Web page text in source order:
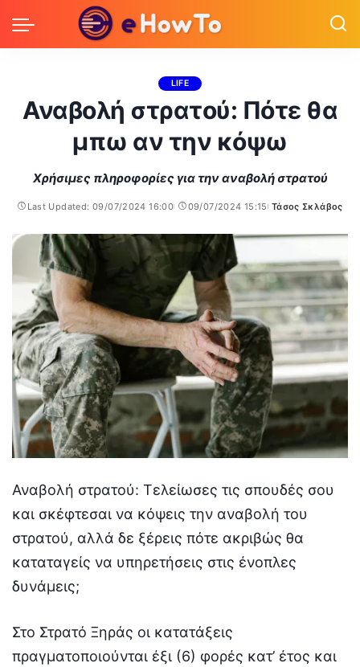
LIFE
Αναβολή στρατού: Πότε θα
μπω αν την κόψω
Χρήσιμες πληροφορίες για την αναβολή στρατού
Last Updated: 09/07/2024 16:00 09/07/2024 15:15
Posted
Τάσος Σκλάβος
Αναβολή στρατού: Τελείωσες τις σπουδές σου
και σκέφτεσαι να κόψεις την αναβολή του
στρατού, αλλά δε ξέρεις πότε ακριβώς θα
καταταγείς να υπηρετήσεις στις ένοπλες
δυνάμεις;
Στο Στρατό Ξηράς οι κατατάξεις
πραγματοποιούνται έξι (6) φορές κατ’ έτος και